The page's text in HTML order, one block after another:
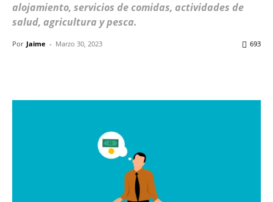
alojamiento, servicios de comidas, actividades de
salud, agricultura y pesca.
Por Jaime - Marzo 30, 2023 693